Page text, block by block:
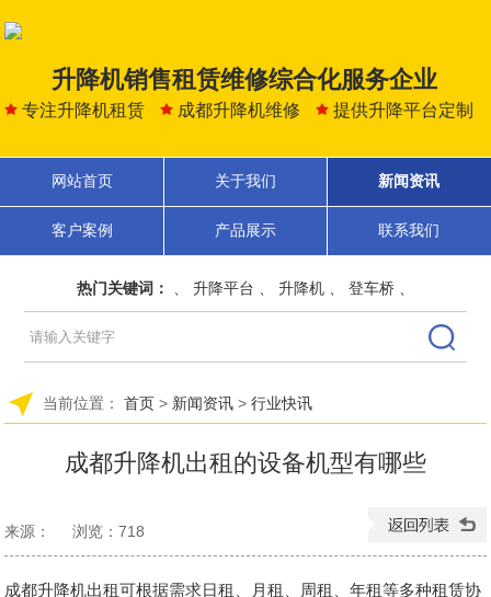
升降机销售租赁维修综合化服务企业
专注升降机租赁 成都升降机维修 提供升降平台定制
网站首页 关于我们 新闻资讯
客户案例 产品展示 联系我们
热门关键词： 升降平台 升降机 登车桥
当前位置： 首页 > 新闻资讯 >行业快讯
成都升降机出租的设备机型有哪些
来源： 浏览：718
成都升降机出租可根据需求日租、月租、周租、年租等多种租赁协